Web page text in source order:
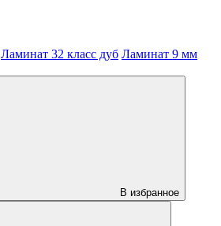
Ламинат 32 класс дуб Ламинат 9 мм
В избранное